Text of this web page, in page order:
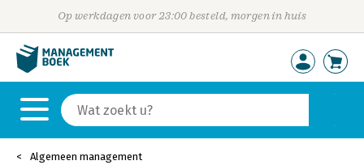
Op werkdagen voor 23:00 besteld, morgen in huis
Algemeen management